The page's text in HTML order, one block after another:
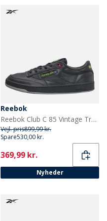
Reebok
Reebok Club C 85 Vintage Træningssko Grå/Grå/Grå
Vejl. pris899,99 kr.
Spare530,00 kr.
Current
369,99 kr.
Nyheder